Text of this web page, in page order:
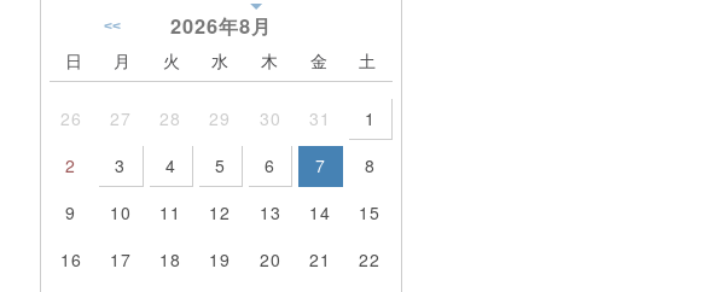
2026年8月
<<
日 月 火 水 木 金 土
26 27 28 29 30 31
1
2
3 4 5 6 7
8
9
10 11 12 13 14
15
16
17 18 19 20 21
22